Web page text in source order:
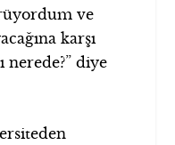
ve
karşı
nerede?” diye